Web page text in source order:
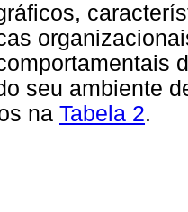
seu ambiente
na Tabela 2.